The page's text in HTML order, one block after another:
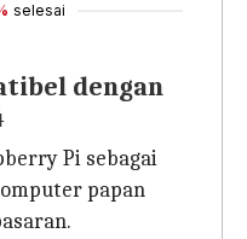
selesai
dengan
Pi sebagai
papan